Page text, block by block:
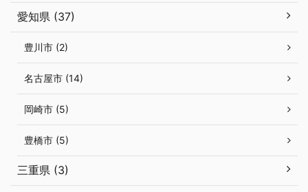
愛知県 (37)
豊川市 (2)
名古屋市 (14)
岡崎市 (5)
豊橋市 (5)
三重県 (3)